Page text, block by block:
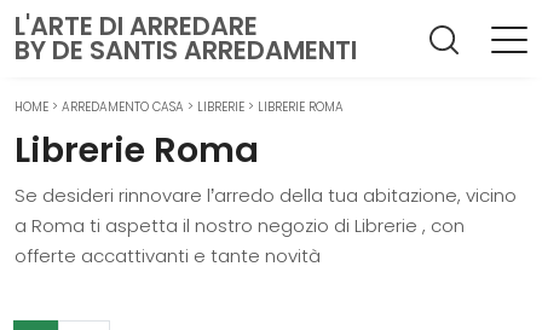
L'ARTE DI ARREDARE
BY DE SANTIS ARREDAMENTI
HOME > ARREDAMENTO CASA > LIBRERIE > LIBRERIE ROMA
Librerie Roma
Se desideri rinnovare l’arredo della tua abitazione, vicino
a Roma ti aspetta il nostro negozio di Librerie , con
offerte accattivanti e tante novità